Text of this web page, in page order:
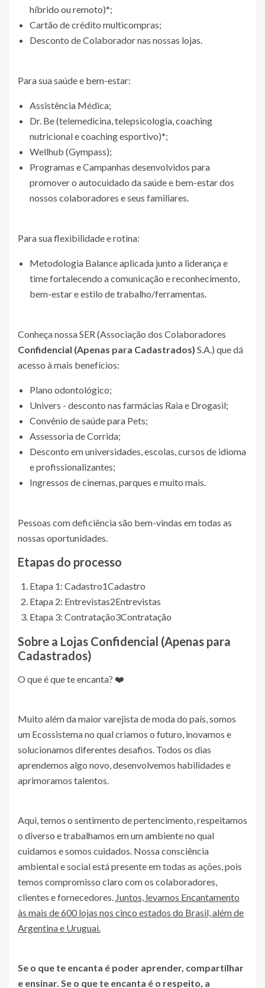
híbrido ou remoto)*;
Cartão de crédito multicompras;
Desconto de Colaborador nas nossas lojas.
Para sua saúde e bem-estar:
Assistência Médica;
Dr. Be (telemedicina, telepsicologia, coaching
nutricional e coaching esportivo)*;
Wellhub (Gympass);
Programas e Campanhas desenvolvidos para
promover o autocuidado da saúde e bem-estar dos
nossos colaboradores e seus familiares.
Para sua flexibilidade e rotina:
Metodologia Balance aplicada junto a liderança e
time fortalecendo a comunicação e reconhecimento,
bem-estar e estilo de trabalho/ferramentas.
Conheça nossa SER (Associação dos Colaboradores
Confidencial (Apenas para Cadastrados) S.A.) que dá
acesso à mais benefícios:
Plano odontológico;
Univers - desconto nas farmácias Raia e Drogasil;
Convênio de saúde para Pets;
Assessoria de Corrida;
Desconto em universidades, escolas, cursos de idioma
e profissionalizantes;
Ingressos de cinemas, parques e muito mais.
Pessoas com deficiência são bem-vindas em todas as
nossas oportunidades.
Etapas do processo
Etapa 1: Cadastro1Cadastro
Etapa 2: Entrevistas2Entrevistas
Etapa 3: Contratação3Contratação
Sobre a Lojas Confidencial (Apenas para
Cadastrados)
O que é que te encanta? ❤️
Muito além da maior varejista de moda do país, somos
um Ecossistema no qual criamos o futuro, inovamos e
solucionamos diferentes desafios. Todos os dias
aprendemos algo novo, desenvolvemos habilidades e
aprimoramos talentos.
Aqui, temos o sentimento de pertencimento, respeitamos
o diverso e trabalhamos em um ambiente no qual
cuidamos e somos cuidados. Nossa consciência
ambiental e social está presente em todas as ações, pois
temos compromisso claro com os colaboradores,
clientes e fornecedores. Juntos, levamos Encantamento
às mais de 600 lojas nos cinco estados do Brasil, além de
Argentina e Uruguai.
Se o que te encanta é poder aprender, compartilhar
e ensinar. Se o que te encanta é o respeito, a